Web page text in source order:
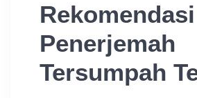
Rekomendasi
Penerjemah
Tersumpah